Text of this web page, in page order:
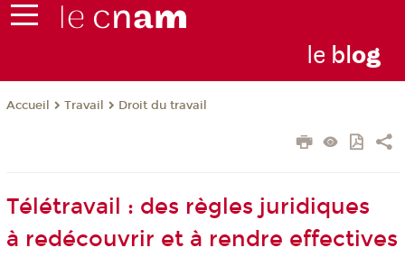
le blog
Accueil Travail Droit du travail
Télétravail : des règles juridiques
à redécouvrir et à rendre effectives